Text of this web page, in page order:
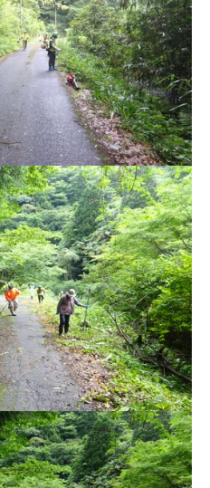
ウンロード
出雲新話2030
出雲市総合振興計画